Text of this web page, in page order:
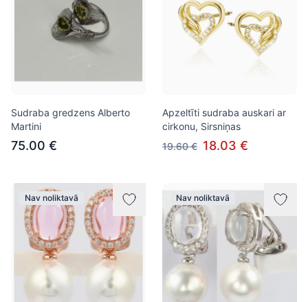
Sudraba gredzens Alberto
Martini
75.00 €
Apzeltīti sudraba auskari ar
cirkonu, Sirsniņas
19.60 € 18.03 €
Nav noliktavā Nav noliktavā